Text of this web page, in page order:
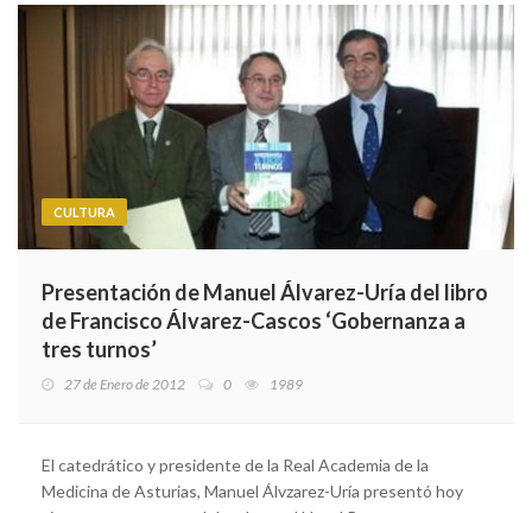
CULTURA
Presentación de Manuel Álvarez-Uría del libro
de Francisco Álvarez-Cascos ‘Gobernanza a
tres turnos’
27 de Enero de 2012 0 1989
El catedrático y presidente de la Real Academia de la
Medicina de Asturias, Manuel Álvzarez-Uría presentó hoy